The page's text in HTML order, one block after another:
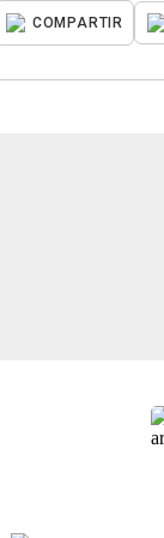
COMPARTIR